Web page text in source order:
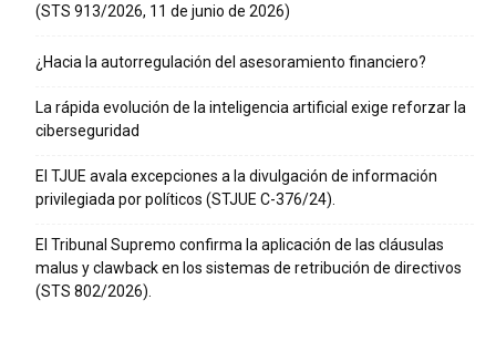
(STS 913/2026, 11 de junio de 2026)
¿Hacia la autorregulación del asesoramiento financiero?
La rápida evolución de la inteligencia artificial exige reforzar la
ciberseguridad
El TJUE avala excepciones a la divulgación de información
privilegiada por políticos (STJUE C-376/24).
El Tribunal Supremo confirma la aplicación de las cláusulas
malus y clawback en los sistemas de retribución de directivos
(STS 802/2026).